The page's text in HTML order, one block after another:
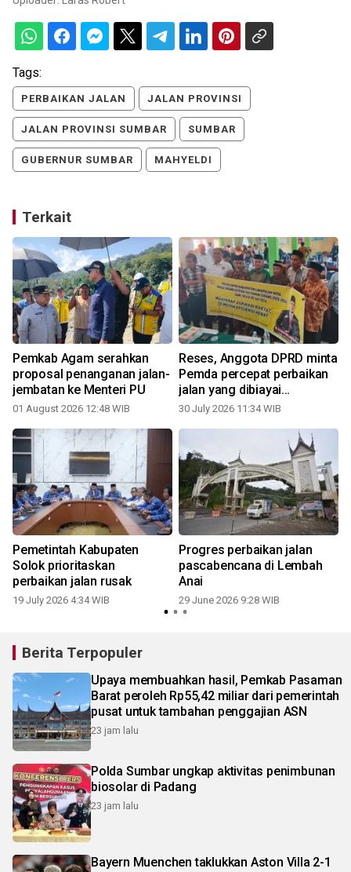
Tags:
PERBAIKAN JALAN JALAN PROVINSI
JALAN PROVINSI SUMBAR SUMBAR
GUBERNUR SUMBAR MAHYELDI
Terkait
Pemkab Agam serahkan
proposal penanganan jalan-
jembatan ke Menteri PU
01 August 2026 12:48 WIB
Reses, Anggota DPRD minta
Pemda percepat perbaikan
jalan yang dibiayai
tambahan dana TKD
30 July 2026 11:34 WIB
Pemetintah Kabupaten
Solok prioritaskan
perbaikan jalan rusak
19 July 2026 4:34 WIB
Progres perbaikan jalan
pascabencana di Lembah
Anai
29 June 2026 9:28 WIB
Berita Terpopuler
Upaya membuahkan hasil, Pemkab Pasaman
Barat peroleh Rp55,42 miliar dari pemerintah
pusat untuk tambahan penggajian ASN
23 jam lalu
Polda Sumbar ungkap aktivitas penimbunan
biosolar di Padang
23 jam lalu
Bayern Muenchen taklukkan Aston Villa 2-1